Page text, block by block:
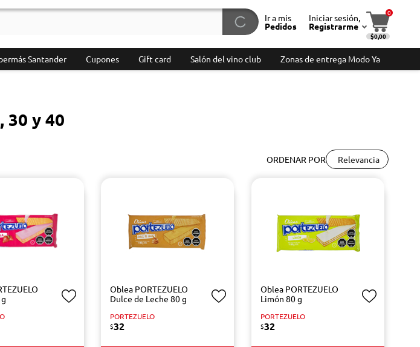
Ir a mis
Pedidos
Iniciar sesión,
Registrarme
0
$0,00
Santander Cupones Gift card Salón del vino club Zonas de entrega Modo Ya
30 y 40
ORDENAR POR Relevancia
Oblea PORTEZUELO
Dulce de Leche 80 g
PORTEZUELO
$32
Oblea PORTEZUELO
Limón 80 g
PORTEZUELO
$32